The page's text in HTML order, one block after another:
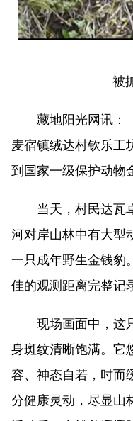
被
藏地阳光网讯：
麦宿镇绒达村钦乐工
到国家一级保护动物
当天，村民达瓦
河对岸山林中有大型
一只成年野生金钱豹
佳的观测距离完整记
现场画面中，这
身斑纹清晰饱满。它
容、神态自若，时而
分健康灵动，尽显山